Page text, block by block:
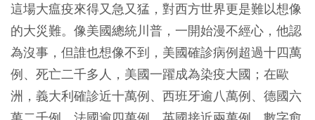
這場大瘟疫來得又急又猛，對西方世界更是難以想像
的大災難。像美國總統川普，一開始漫不經心，他認
為沒事，但誰也想像不到，美國確診病例超過十四萬
例、死亡二千多人，美國一躍成為染疫大國；在歐
洲，義大利確診近十萬例、西班牙逾八萬例、德國六